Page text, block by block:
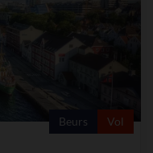
Beurs
Vol